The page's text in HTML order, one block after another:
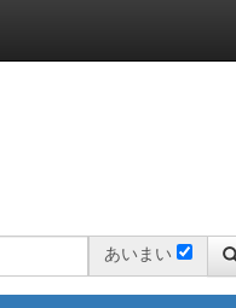
あいまい